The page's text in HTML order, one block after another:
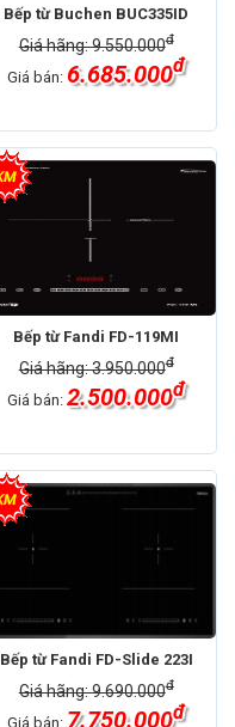
Bếp từ Buchen BUC335ID
Giá hãng: 9.550.000đ
Giá bán:6.685.000đ
Bếp từ Fandi FD-119MI
Giá hãng: 3.950.000đ
Giá bán:2.500.000đ
Bếp từ Fandi FD-Slide 223I
Giá hãng: 9.690.000đ
Giá bán: 7.750.000đ